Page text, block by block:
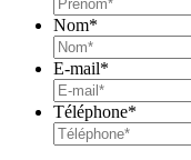
Nom*
E-mail*
Téléphone*